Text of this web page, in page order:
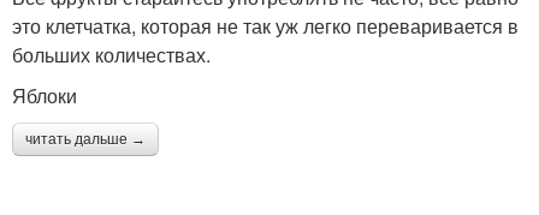
это клетчатка, которая не так уж легко переваривается в
больших количествах.
Яблоки
читать дальше →